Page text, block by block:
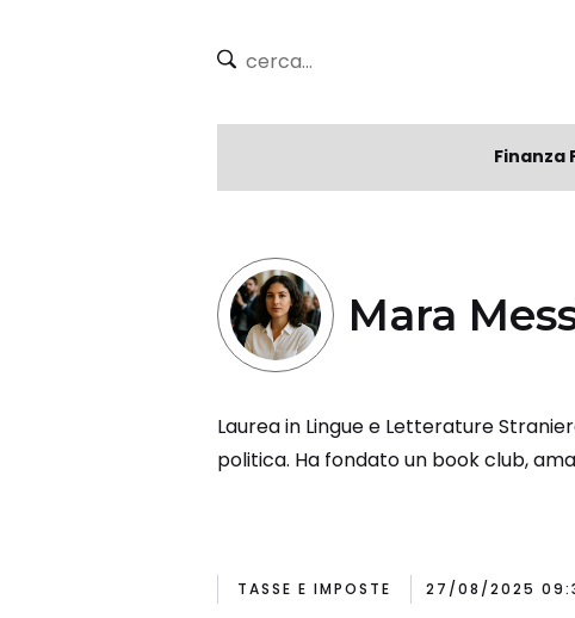
Finanza
Mara
Laurea in Lingue e Letterature
politica. Ha fondato un book club,
TASSE E IMPOSTE 27/08/2025